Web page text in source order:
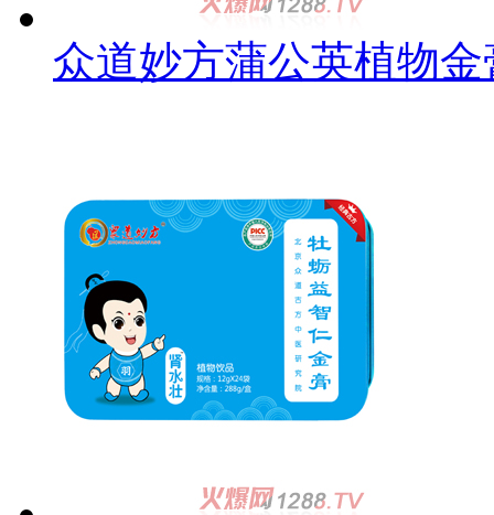
众道妙方蒲公英植物金